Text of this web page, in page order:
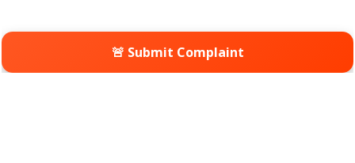
🚨 Submit Complaint